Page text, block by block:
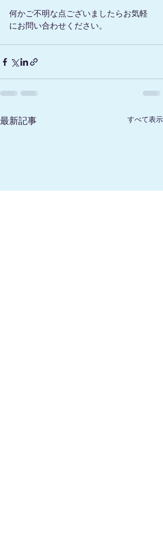
何かご不明な点ございましたらお気軽
にお問い合わせください。
最新記事 すべて表示